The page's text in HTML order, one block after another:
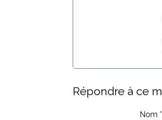
Répondre à ce
Nom